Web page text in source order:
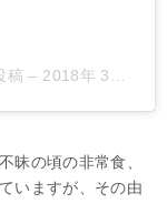
稿 – 2018年 3月月31日午後8時49分PDT
昧の頃の非常食、
いますが、その由